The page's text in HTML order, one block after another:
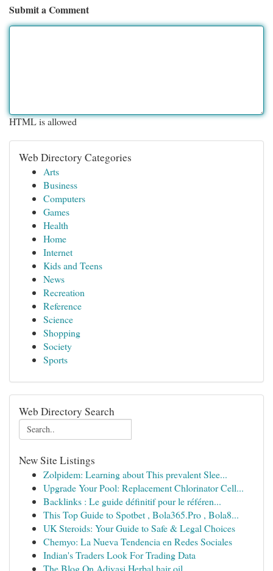
Submit a Comment
HTML is allowed
Web Directory Categories
Arts
Business
Computers
Games
Health
Home
Internet
Kids and Teens
News
Recreation
Reference
Science
Shopping
Society
Sports
Web Directory Search
New Site Listings
Zolpidem: Learning about This prevalent Slee...
Upgrade Your Pool: Replacement Chlorinator Cell...
Backlinks : Le guide définitif pour le référen...
This Top Guide to Spotbet , Bola365.Pro , Bola8...
UK Steroids: Your Guide to Safe & Legal Choices
Chemyo: La Nueva Tendencia en Redes Sociales
Indian's Traders Look For Trading Data
The Blog On Adivasi Herbal hair oil